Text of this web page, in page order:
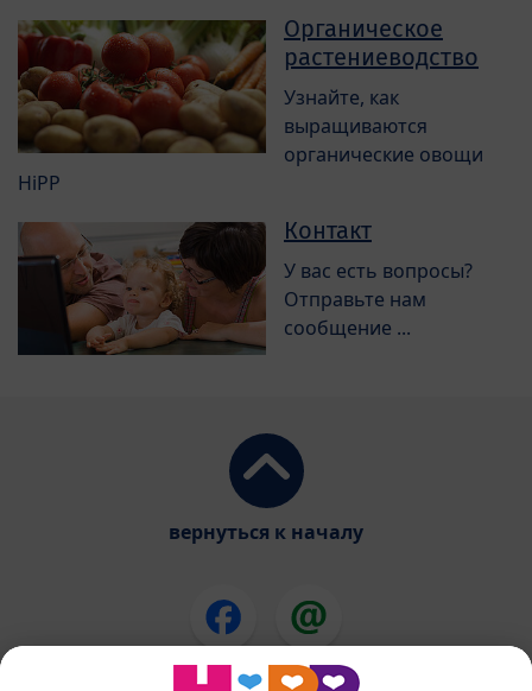
Органическое
растениеводство
Узнайте, как
выращиваются
органические овощи
HiPP
Контакт
У вас есть вопросы?
Отправьте нам
сообщение ...
вернуться к началу